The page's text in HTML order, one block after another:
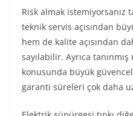
Risk almak
teknik servis açısından
hem de kalite açısından
sayılabilir. Ayrıca
konusunda büyük
garanti süreleri çok daha